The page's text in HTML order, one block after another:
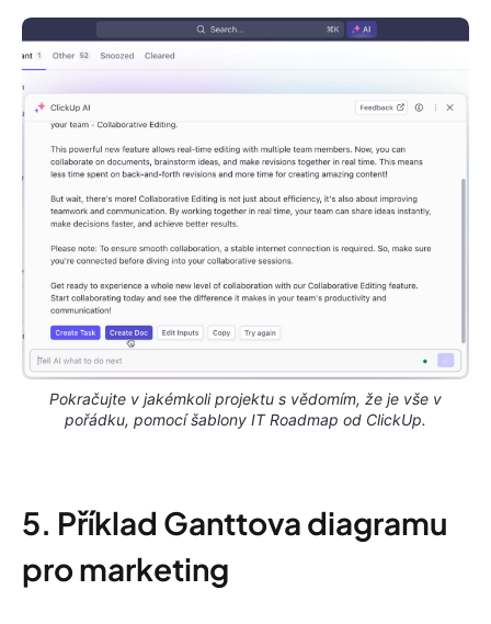
Pokračujte v jakémkoli projektu s vědomím, že je vše v
pořádku, pomocí šablony IT Roadmap od ClickUp.
5. Příklad Ganttova diagramu
pro marketing